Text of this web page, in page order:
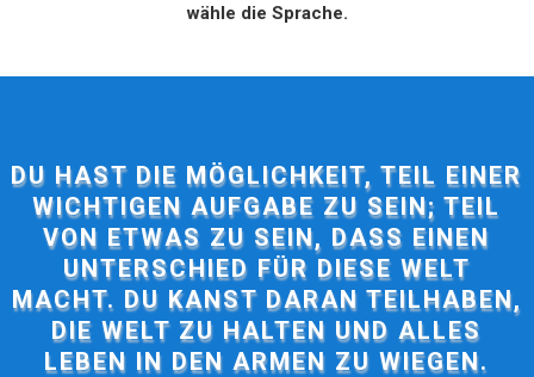
wähle die Sprache.
DU HAST DIE MÖGLICHKEIT, TEIL EINER
WICHTIGEN AUFGABE ZU SEIN; TEIL
VON ETWAS ZU SEIN, DASS EINEN
UNTERSCHIED FÜR DIESE WELT
MACHT. DU KANST DARAN TEILHABEN,
DIE WELT ZU HALTEN UND ALLES
LEBEN IN DEN ARMEN ZU WIEGEN.